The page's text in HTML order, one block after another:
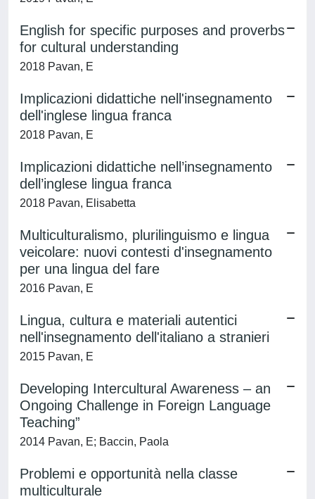
English for specific purposes and proverbs
for cultural understanding
2018 Pavan, E
Implicazioni didattiche nell'insegnamento
dell'inglese lingua franca
2018 Pavan, E
Implicazioni didattiche nell’insegnamento
dell’inglese lingua franca
2018 Pavan, Elisabetta
Multiculturalismo, plurilinguismo e lingua
veicolare: nuovi contesti d'insegnamento
per una lingua del fare
2016 Pavan, E
Lingua, cultura e materiali autentici
nell'insegnamento dell'italiano a stranieri
2015 Pavan, E
Developing Intercultural Awareness – an
Ongoing Challenge in Foreign Language
Teaching”
2014 Pavan, E; Baccin, Paola
Problemi e opportunità nella classe
multiculturale